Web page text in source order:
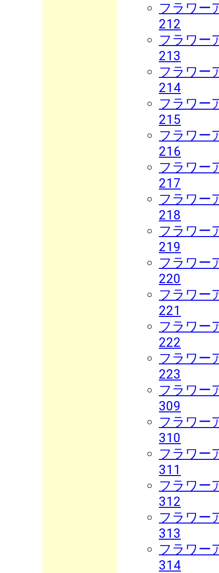
フラワー
212
フラワー
213
フラワー
214
フラワー
215
フラワー
216
フラワー
217
フラワー
218
フラワー
219
フラワー
220
フラワー
221
フラワー
222
フラワー
223
フラワー
309
フラワー
310
フラワー
311
フラワー
312
フラワー
313
フラワー
314